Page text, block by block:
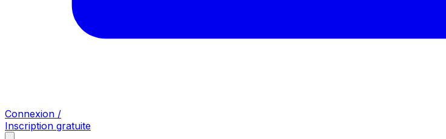
Connexion /
Inscription gratuite